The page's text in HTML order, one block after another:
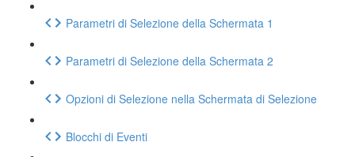
Parametri di Selezione della Schermata 1
Parametri di Selezione della Schermata 2
Opzioni di Selezione nella Schermata di Selezione
Blocchi di Eventi